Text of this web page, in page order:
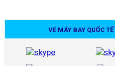
VÉ MÁY BAY QUỐC